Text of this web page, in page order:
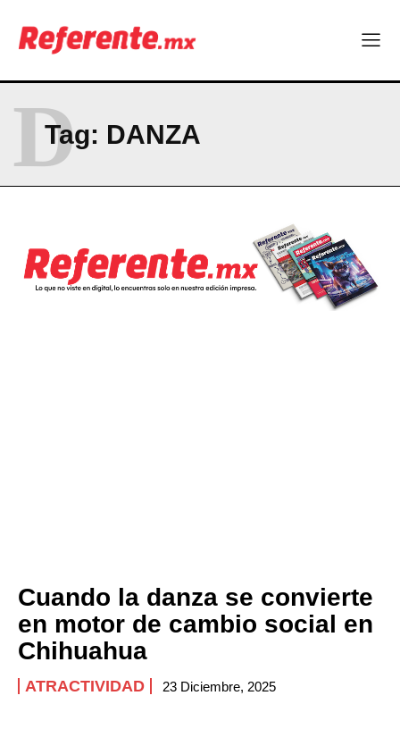
Tag: DANZA
D
Cuando la danza se convierte
en motor de cambio social en
Chihuahua
ATRACTIVIDAD 23 Diciembre, 2025